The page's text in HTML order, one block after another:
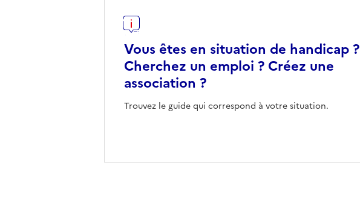
Vous êtes en situation de handicap ?
Cherchez un emploi ? Créez une
association ?
Trouvez le guide qui correspond à votre situation.